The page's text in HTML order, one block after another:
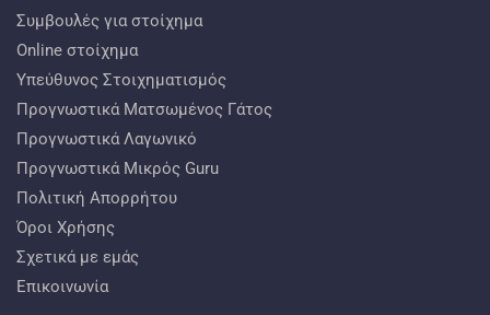
Συμβουλές για στοίχημα
Online στοίχημα
Υπεύθυνος Στοιχηματισμός
Προγνωστικά Ματσωμένος Γάτος
Προγνωστικά Λαγωνικό
Προγνωστικά Mικρός Guru
Πολιτική Απορρήτου
Όροι Χρήσης
Σχετικά με εμάς
Επικοινωνία